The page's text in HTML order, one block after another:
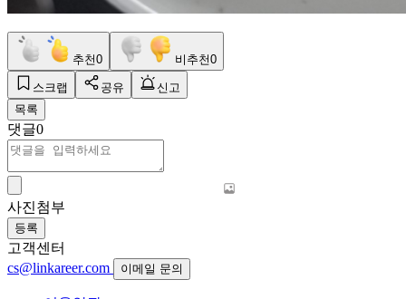
추천0 비추천0
스크랩 공유
신고
목록
댓글0
사진첨부
등록
고객센터
cs@linkareer.com
이메일 문의